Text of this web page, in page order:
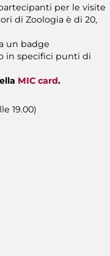
per le visite
di Zoologia è di 20,
un badge
in specifici punti di
MIC card.
19.00)